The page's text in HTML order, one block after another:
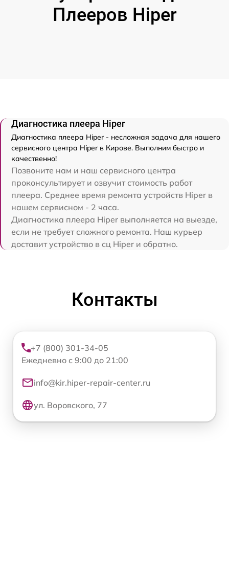
Плееров Hiper
Диагностика плеера Hiper
Диагностика плеера Hiper - несложная задача для нашего
сервисного центра Hiper в Кирове. Выполним быстро и
качественно!
Позвоните нам и наш сервисного центра
проконсультирует и озвучит стоимость работ
плеера. Среднее время ремонта устройств Hiper в
нашем сервисном - 2 часа.
Диагностика плеера Hiper выполняется на выезде,
если не требует сложного ремонта. Наш курьер
доставит устройство в сц Hiper и обратно.
Контакты
+7 (800) 301-34-05
Ежедневно с 9:00 до 21:00
info@kir.hiper-repair-center.ru
ул. Воровского, 77